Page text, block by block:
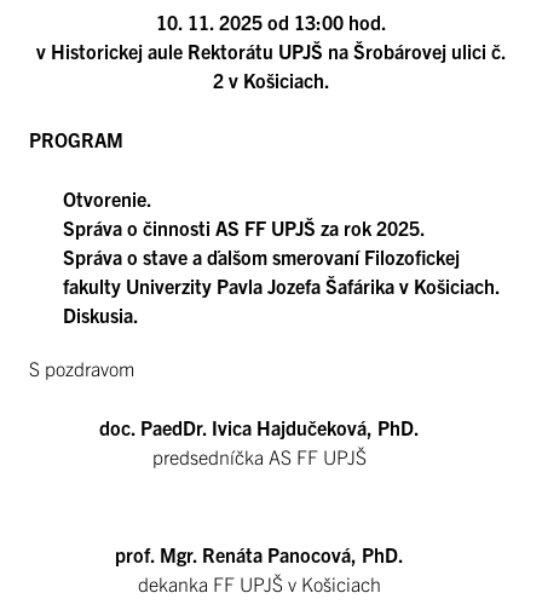
10. 11. 2025 od 13:00 hod.
v Historickej aule Rektorátu UPJŠ na Šrobárovej ulici č.
2 v Košiciach.
PROGRAM
Otvorenie.
Správa o činnosti AS FF UPJŠ za rok 2025.
Správa o stave a ďalšom smerovaní Filozofickej
fakulty Univerzity Pavla Jozefa Šafárika v Košiciach.
Diskusia.
S pozdravom
doc. PaedDr. Ivica Hajdučeková, PhD.
predsedníčka AS FF UPJŠ
prof. Mgr. Renáta Panocová, PhD.
dekanka FF UPJŠ v Košiciach